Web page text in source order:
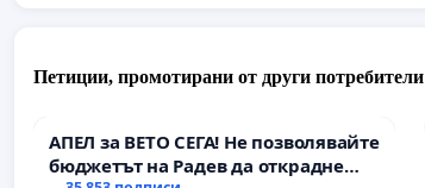
Петиции, промотирани от други потребители
АПЕЛ за ВЕТО СЕГА! Не позволявайте
бюджетът на Радев да открадне